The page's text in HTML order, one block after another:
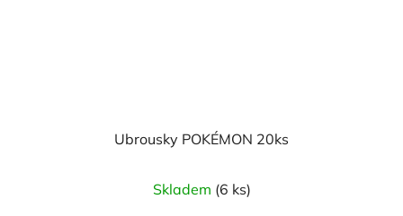
Ubrousky POKÉMON 20ks
Skladem (6 ks)